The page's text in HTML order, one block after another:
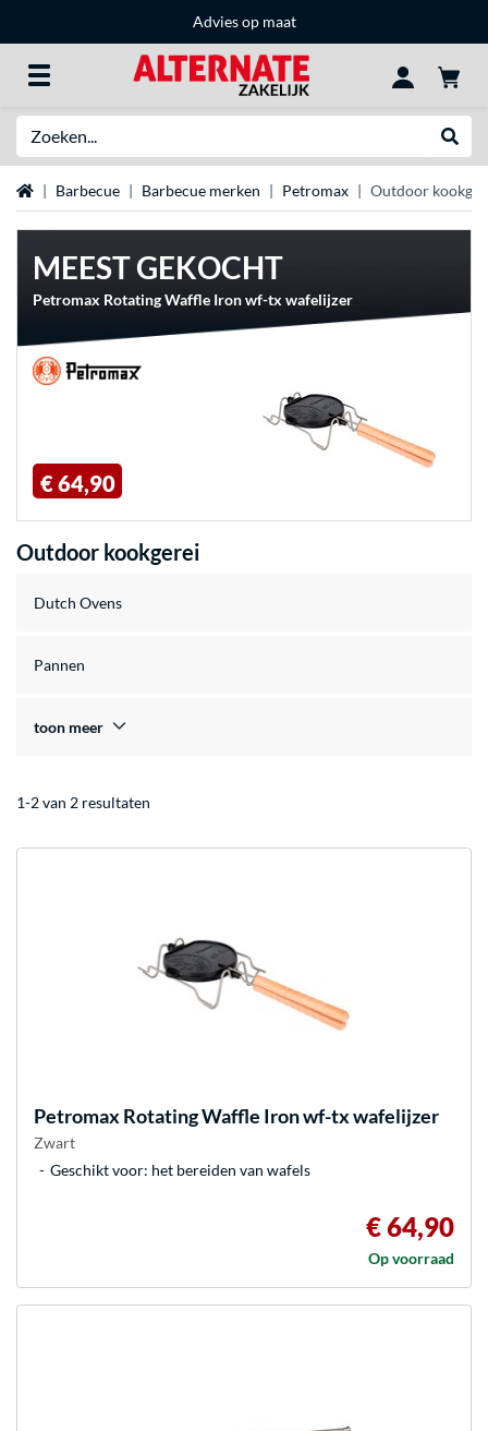
Advies op maat
Home Barbecue Barbecue merken Petromax Outdoor
MEEST GEKOCHT
Petromax Rotating Waffle Iron wf-tx wafelijzer
€ 64,90
Outdoor kookgerei
Dutch Ovens
Pannen
toon meer
1-2 van 2 resultaten
PetromaxRotating Waffle Iron wf-tx wafelijzer
Zwart
Geschikt voor: het bereiden van wafels
€ 64,90
Op voorraad